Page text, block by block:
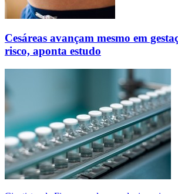
Cesáreas avançam mesmo em
risco, aponta estudo